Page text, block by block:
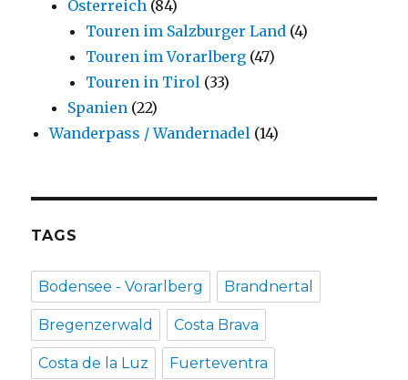
Österreich (84)
Touren im Salzburger Land (4)
Touren im Vorarlberg (47)
Touren in Tirol (33)
Spanien (22)
Wanderpass / Wandernadel (14)
TAGS
Bodensee - Vorarlberg Brandnertal
Bregenzerwald Costa Brava
Costa de la Luz Fuerteventra